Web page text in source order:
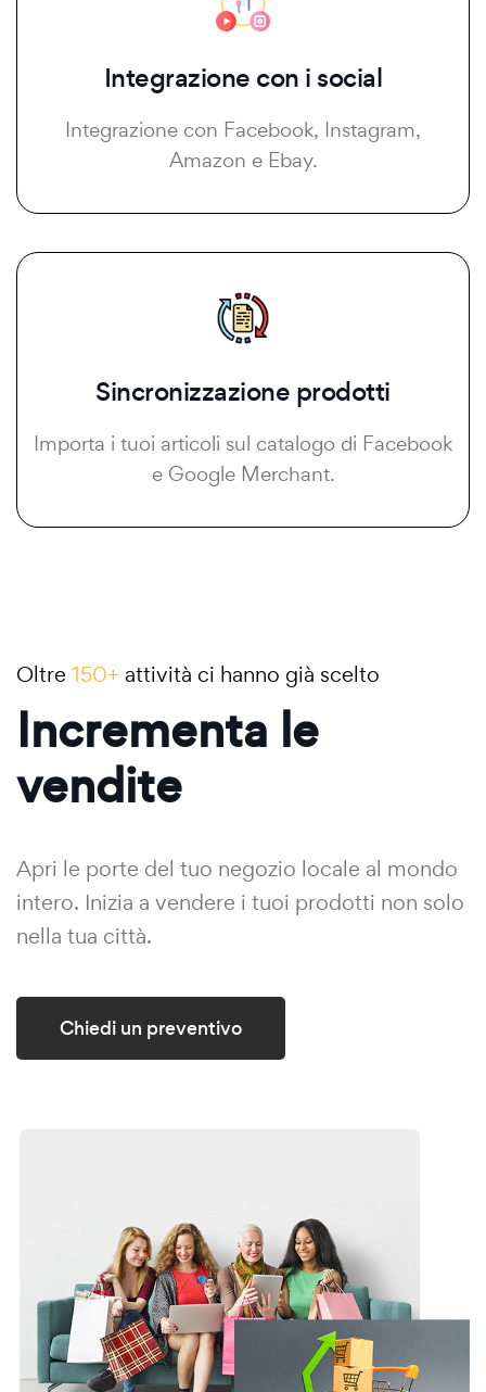
Integrazione con i social
Integrazione con Facebook, Instagram,
Amazon e Ebay.
Sincronizzazione prodotti
Importa i tuoi articoli sul catalogo di Facebook
e Google Merchant.
Oltre 150+ attività ci hanno già scelto
Incrementa le
vendite
Apri le porte del tuo negozio locale al mondo
intero. Inizia a vendere i tuoi prodotti non solo
nella tua città.
Chiedi un preventivo